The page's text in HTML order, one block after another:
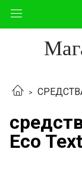
Eco